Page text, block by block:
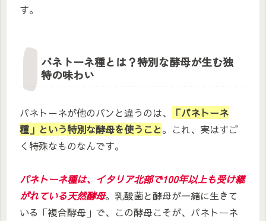
す。
パネトーネ種とは？特別な酵母が生む独
特の味わい
パネトーネが他のパンと違うのは、
「パネトーネ
種」という特別な酵母を使うこと。これ、実はすご
く特殊なものなんです。
パネトーネ種は、イタリア北部で100年以上も受け継
がれている天然酵母。乳酸菌と酵母が一緒に生きて
いる「複合酵母」で、この酵母こそが、パネトーネ